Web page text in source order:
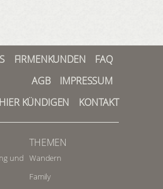
FIRMENKUNDEN
FAQ
AGB
IMPRESSUM
KÜNDIGEN
KONTAKT
und
THEMEN
Wandern
Family